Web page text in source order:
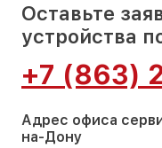
Оставьте
устройства
+7 (863)
Адрес офиса
на-Дону